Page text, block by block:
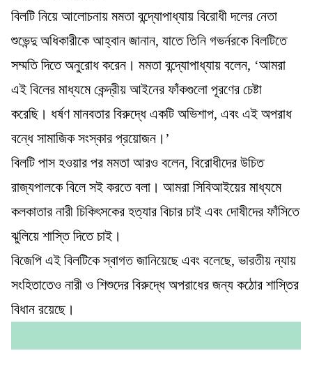
বিলটি নিয়ে আলোচনায় মমতা বন্দ্যোপাধ্যায় বিরোধী দলের নেতা
শুভেন্দু অধিকারীকে আহ্বান জানান, যাতে তিনি গভর্নরকে বিলটিতে
সম্মতি দিতে অনুরোধ করেন। মমতা বন্দ্যোপাধ্যায় বলেন, ‘আমরা
এই বিলের মাধ্যমে কেন্দ্রীয় আইনের ফাঁকগুলো পূরণের চেষ্টা
করেছি। ধর্ষণ মানবতার বিরুদ্ধে একটি অভিশাপ, এবং এই অপরাধ
বন্ধে সামাজিক সংস্কার প্রয়োজন।’
বিলটি পাস হওয়ার পর মমতা আরও বলেন, বিরোধীদের উচিত
রাজ্যপালকে বিলে সই করতে বলা। আমরা সিবিআইয়ের মাধ্যমে
কলকাতার নারী চিকিৎসকের হত্যার বিচার চাই এবং দোষীদের ফাঁসিতে
ঝুলিয়ে শাস্তি দিতে চাই।
বিজেপি এই বিলটিকে স্বাগত জানিয়েছে এবং বলেছে, ভারতীয় ন্যায়
সংহিতাতেও নারী ও শিশুদের বিরুদ্ধে অপরাধের জন্য কঠোর শাস্তির
বিধান রয়েছে।